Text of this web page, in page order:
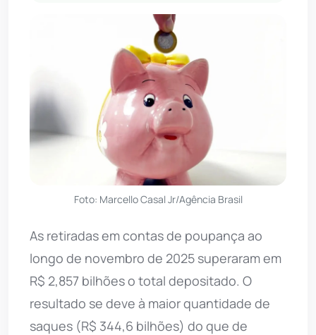
Foto: Marcello Casal Jr/Agência Brasil
As retiradas em contas de poupança ao
longo de novembro de 2025 superaram em
R$ 2,857 bilhões o total depositado. O
resultado se deve à maior quantidade de
saques (R$ 344,6 bilhões) do que de